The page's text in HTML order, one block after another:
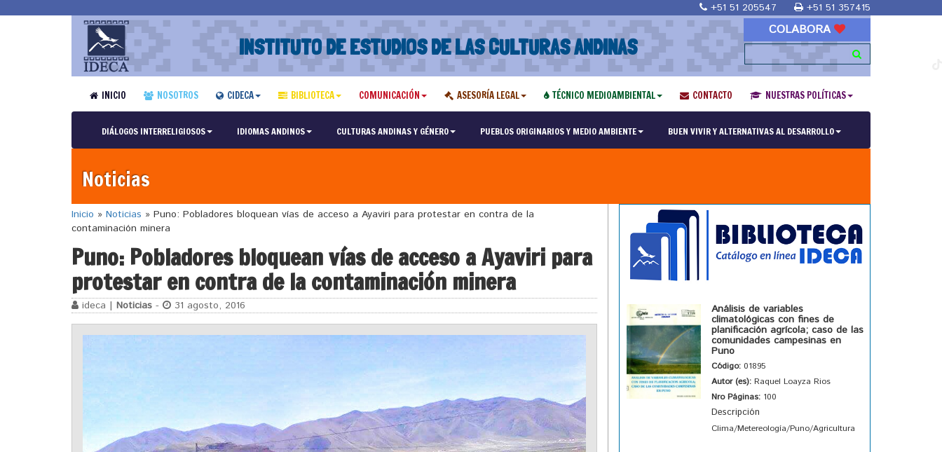
+51 51 205547 +51 51 357415
INSTITUTO DE ESTUDIOS DE LAS CULTURAS ANDINAS
COLABORA
INICIO NOSOTROS CIDECA BIBLIOTECA COMUNICACIÓN ASESORÍA LEGAL TÉCNICO MEDIOAMBIENTAL CONTACTO NUESTRAS POLÍTICAS
DIÁLOGOS INTERRELIGIOSOS IDIOMAS ANDINOS CULTURAS ANDINAS Y GÉNERO PUEBLOS ORIGINARIOS Y MEDIO AMBIENTE BUEN VIVIR Y ALTERNATIVAS AL DESARROLLO
Noticias
Inicio » Noticias » Puno: Pobladores bloquean vías de acceso a Ayaviri para protestar en contra de la
contaminación minera
Puno: Pobladores bloquean vías de acceso a Ayaviri para
protestar en contra de la contaminación minera
ideca | Noticias - 31 agosto, 2016 Análisis de variables
climatológicas con fines de
planificación agrícola; caso de las
comunidades campesinas en
Puno
Código: 01895
Autor (es): Raquel Loayza Rios
Nro Páginas: 100
Descripción
Clima/Metereología/Puno/Agricultura